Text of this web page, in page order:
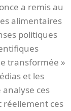
a remis au
alimentaires
politiques
transformée »
et les
ces
réellement ces